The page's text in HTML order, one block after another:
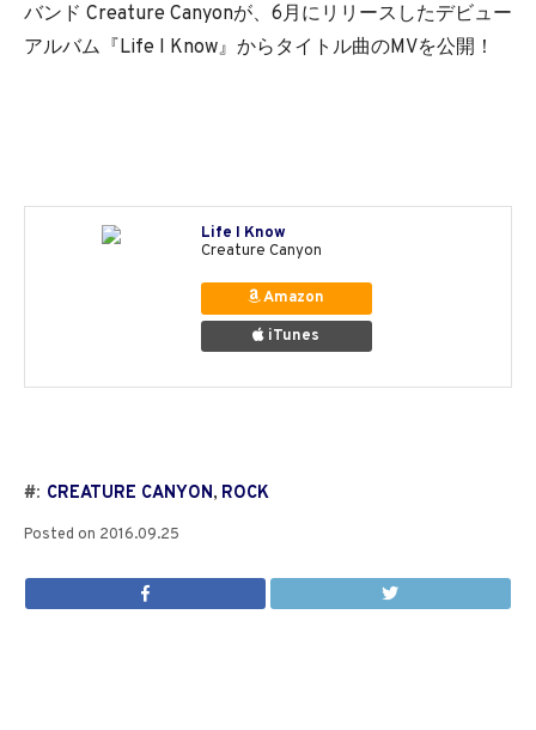
バンド Creature Canyonが、6月にリリースしたデビュー
アルバム『Life I Know』からタイトル曲のMVを公開！
Life I Know
Creature Canyon
Amazon
iTunes
#: CREATURE CANYON, ROCK
Posted on 2016.09.25